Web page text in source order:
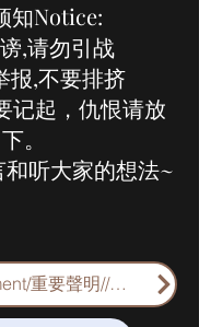
知Notice:
,请勿引战
报,不要排挤
记起，仇恨请放
下。
听大家的想法~
Important statement/重要聲明//重要申明